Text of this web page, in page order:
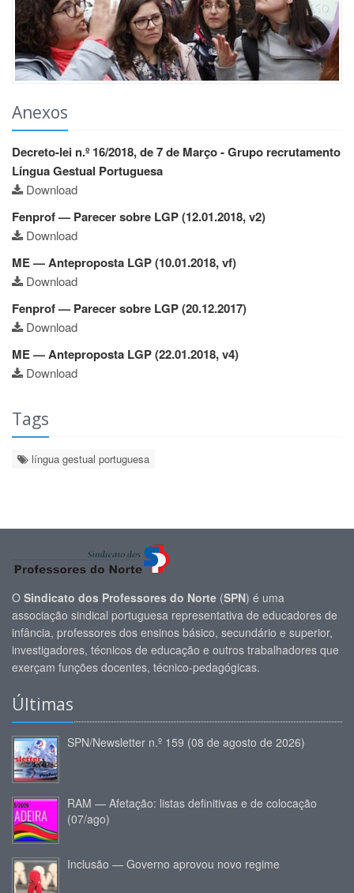
Anexos
Decreto-lei n.º 16/2018, de 7 de Março - Grupo recrutamento
Língua Gestual Portuguesa
Download
Fenprof — Parecer sobre LGP (12.01.2018, v2)
Download
ME — Anteproposta LGP (10.01.2018, vf)
Download
Fenprof — Parecer sobre LGP (20.12.2017)
Download
ME — Anteproposta LGP (22.01.2018, v4)
Download
Tags
língua gestual portuguesa
O Sindicato dos Professores do Norte (SPN) é uma
associação sindical portuguesa representativa de educadores de
infância, professores dos ensinos básico, secundário e superior,
investigadores, técnicos de educação e outros trabalhadores que
exerçam funções docentes, técnico-pedagógicas.
Últimas
SPN/Newsletter n.º 159 (08 de agosto de 2026)
RAM — Afetação: listas definitivas e de colocação
(07/ago)
Inclusão — Governo aprovou novo regime